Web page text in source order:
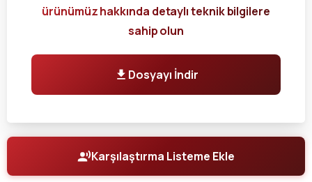
ürünümüz hakkında detaylı teknik bilgilere
sahip olun
Dosyayı İndir
Karşılaştırma Listeme Ekle